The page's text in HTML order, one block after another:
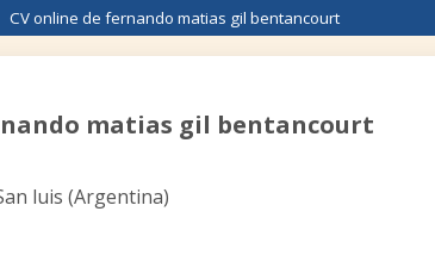
CV online de fernando matias gil bentancourt
matias gil bentancourt
luis (Argentina)